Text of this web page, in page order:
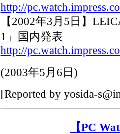
http://
【2002年3月5日】
1」国内発表
http://
(2003年5月6日 )
[Reported by yosida-
【PC